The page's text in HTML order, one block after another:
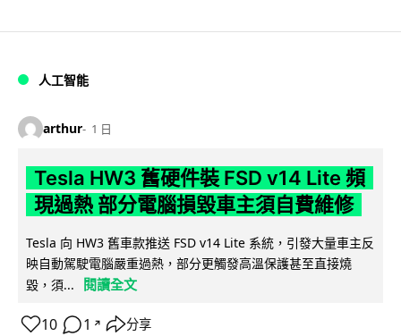
人工智能
arthur 1 日
Tesla HW3 舊硬件裝 FSD v14 Lite 頻
現過熱 部分電腦損毀車主須自費維修
Tesla 向 HW3 舊車款推送 FSD v14 Lite 系統，引發大量車主反
映自動駕駛電腦嚴重過熱，部分更觸發高溫保護甚至直接燒
毀，須...
閱讀全文
10 1 ↗ 分享